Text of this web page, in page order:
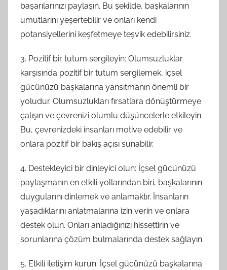
başarılarınızı paylaşın. Bu şekilde, başkalarının
umutlarını yeşertebilir ve onları kendi
potansiyellerini keşfetmeye teşvik edebilirsiniz.
3. Pozitif bir tutum sergileyin: Olumsuzluklar
karşısında pozitif bir tutum sergilemek, içsel
gücünüzü başkalarına yansıtmanın önemli bir
yoludur. Olumsuzlukları fırsatlara dönüştürmeye
çalışın ve çevrenizi olumlu düşüncelerle etkileyin.
Bu, çevrenizdeki insanları motive edebilir ve
onlara pozitif bir bakış açısı sunabilir.
4. Destekleyici bir dinleyici olun: İçsel gücünüzü
paylaşmanın en etkili yollarından biri, başkalarının
duygularını dinlemek ve anlamaktır. İnsanların
yaşadıklarını anlatmalarına izin verin ve onlara
destek olun. Onları anladığınızı hissettirin ve
sorunlarına çözüm bulmalarında destek sağlayın.
5. Etkili iletişim kurun: İçsel gücünüzü başkalarına